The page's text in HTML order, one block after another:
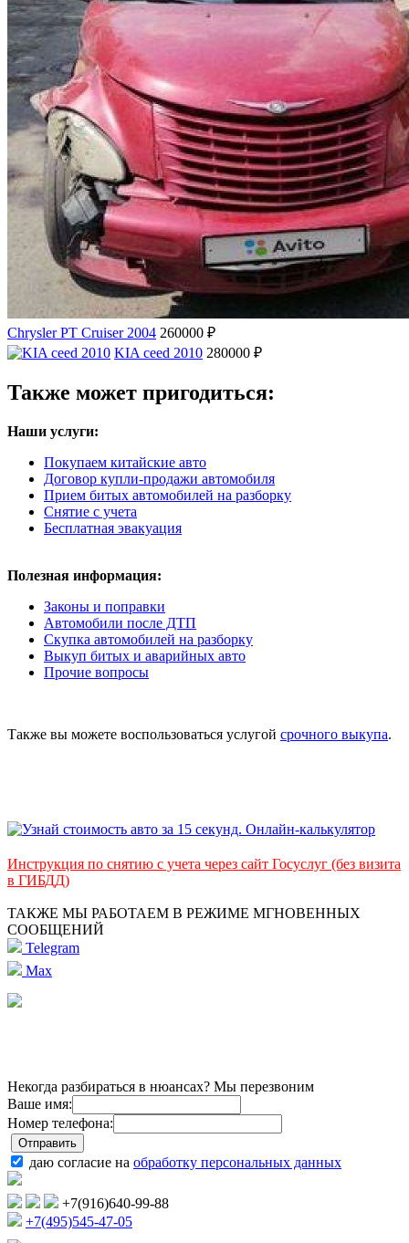
Chrysler PT Cruiser 2004 260000 ₽
KIA ceed 2010 280000 ₽
Также может пригодиться:
Наши услуги:
Покупаем китайские авто
Договор купли-продажи автомобиля
Прием битых автомобилей на разборку
Снятие с учета
Бесплатная эвакуация
Полезная информация:
Законы и поправки
Автомобили после ДТП
Скупка автомобилей на разборку
Выкуп битых и аварийных авто
Прочие вопросы
Также вы можете воспользоваться услугой срочного выкупа.
Инструкция по снятию с учета через сайт Госуслуг (без визита
в ГИБДД)
ТАКЖЕ МЫ РАБОТАЕМ В РЕЖИМЕ МГНОВЕННЫХ
СООБЩЕНИЙ
Telegram
Max
Некогда разбираться в нюансах? Мы перезвоним
Ваше имя:
Номер телефона:
даю согласие на обработку персональных данных
+7(916)640-99-88
+7(495)545-47-05